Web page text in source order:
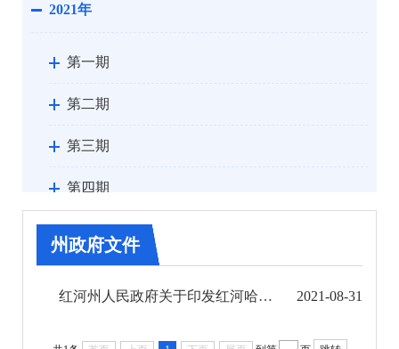
2021年
第一期
第二期
第三期
第四期
第五期
第六期
州政府文件
红河州人民政府关于印发红河哈尼族彝族自治州国民经济和社会发展第十四个五年规划和二〇三五 ... 2021-08-31